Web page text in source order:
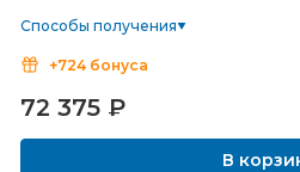
Способы получения
+724 бонуса
72 375 ₽
В